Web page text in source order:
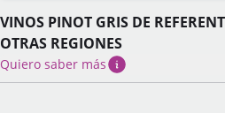
VINOS PINOT GRIS DE
OTRAS REGIONES
Quiero saber más